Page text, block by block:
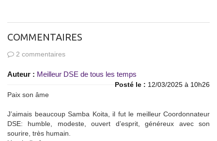
COMMENTAIRES
2 commentaires
Auteur : Meilleur DSE de tous les temps
Posté le : 12/03/2025 à 10h26
Paix son âme
J’aimais beaucoup Samba Koita, il fut le meilleur Coordonnateur
DSE: humble, modeste, ouvert d’esprit, généreux avec son
sourire, très humain.